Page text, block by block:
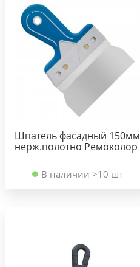
Шпатель фасадный 150мм
нерж.полотно Ремоколор
В наличии >10 шт